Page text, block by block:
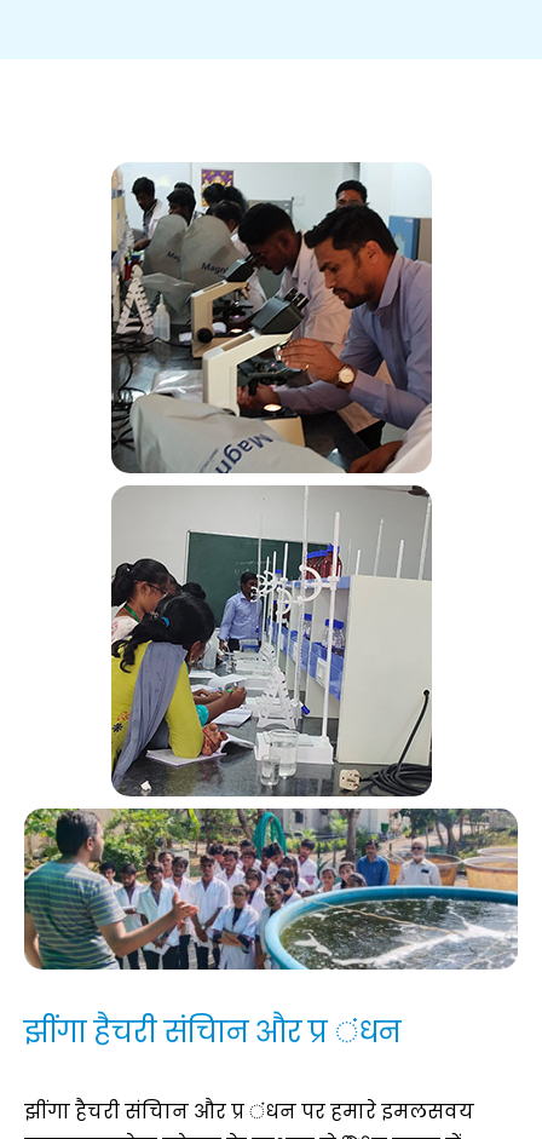
झींगा हैचरी संचािन और प्र ंधन
झींगा हैचरी संचािन और प्र ंधन पर हमारे इमलसवय